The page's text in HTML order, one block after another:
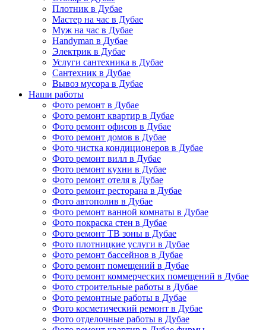
Плотник в Дубае
Мастер на час в Дубае
Муж на час в Дубае
Handyman в Дубае
Электрик в Дубае
Услуги сантехника в Дубае
Сантехник в Дубае
Вывоз мусора в Дубае
Наши работы
Фото ремонт в Дубае
Фото ремонт квартир в Дубае
Фото ремонт офисов в Дубае
Фото ремонт домов в Дубае
Фото чистка кондиционеров в Дубае
Фото ремонт вилл в Дубае
Фото ремонт кухни в Дубае
Фото ремонт отеля в Дубае
Фото ремонт ресторана в Дубае
Фото автополив в Дубае
Фото ремонт ванной комнаты в Дубае
Фото покраска стен в Дубае
Фото ремонт ТВ зоны в Дубае
Фото плотницкие услуги в Дубае
Фото ремонт бассейнов в Дубае
Фото ремонт помещений в Дубае
Фото ремонт коммерческих помещений в Дубае
Фото строительные работы в Дубае
Фото ремонтные работы в Дубае
Фото косметический ремонт в Дубае
Фото отделочные работы в Дубае